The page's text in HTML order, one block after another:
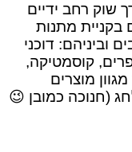
ידיים
מתנות
דוכני
קוסמטיקה,
מוצרים
כמובן 😉